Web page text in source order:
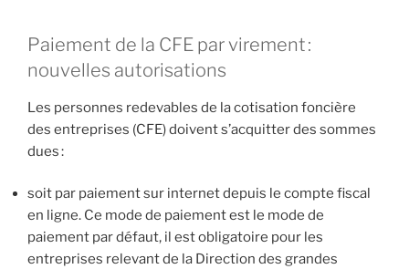
Paiement de la CFE par virement :
nouvelles autorisations
Les personnes redevables de la cotisation foncière
des entreprises (CFE) doivent s’acquitter des sommes
dues :
soit par paiement sur internet depuis le compte fiscal
en ligne. Ce mode de paiement est le mode de
paiement par défaut, il est obligatoire pour les
entreprises relevant de la Direction des grandes